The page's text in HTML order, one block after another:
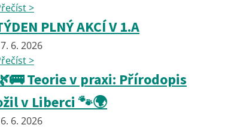
>
PLNÝ AKCÍ V 1.A
6. 2026
>
Teorie v praxi: Přírodopis
v Liberci 🐾🌍
6. 2026